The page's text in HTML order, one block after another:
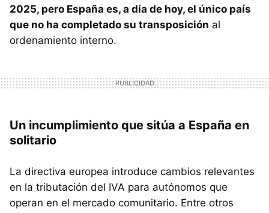
2025, pero España es, a día de hoy, el único país
que no ha completado su transposición al
ordenamiento interno.
Un incumplimiento que sitúa a España en
solitario
La directiva europea introduce cambios relevantes
en la tributación del IVA para autónomos que
operan en el mercado comunitario. Entre otros